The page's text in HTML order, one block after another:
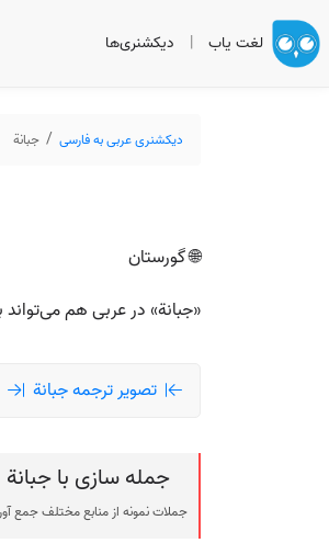
لغت یاب | دیکشنری‌ها
دیکشنری عربی به فارسی جبانة
🌐 گورستان
«جبانة» در عربی هم
تصویر ترجمه جبانة
جمله سازی با جبانة
جملات نمونه از منابع مختلف جمع